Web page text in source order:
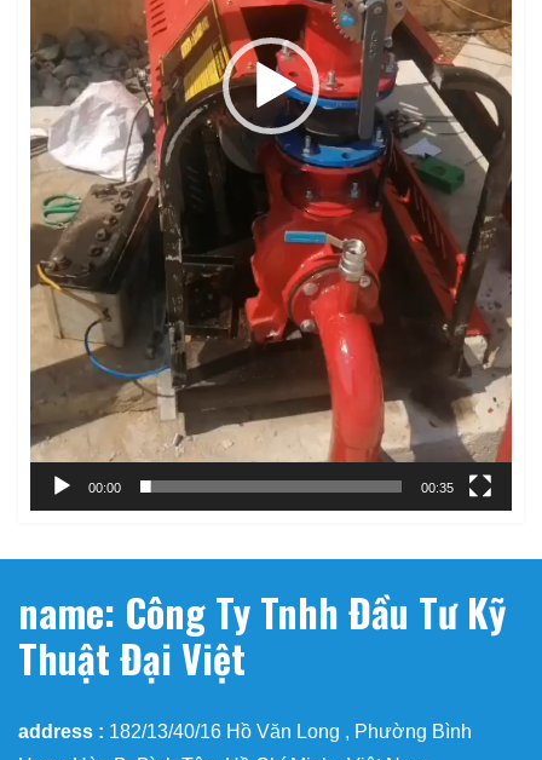
00:00 00:35
name: Công Ty Tnhh Đầu Tư Kỹ
Thuật Đại Việt
address : 182/13/40/16 Hồ Văn Long , Phường Bình